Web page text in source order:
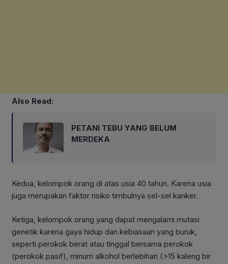
Also Read:
PETANI TEBU YANG BELUM
MERDEKA
Kedua, kelompok orang di atas usia 40 tahun. Karena usia
juga merupakan faktor risiko timbulnya sel-sel kanker.
Ketiga, kelompok orang yang dapat mengalami mutasi
genetik karena gaya hidup dan kebiasaan yang buruk,
seperti perokok berat atau tinggal bersama perokok
(perokok pasif), minum alkohol berlebihan (>15 kaleng bir